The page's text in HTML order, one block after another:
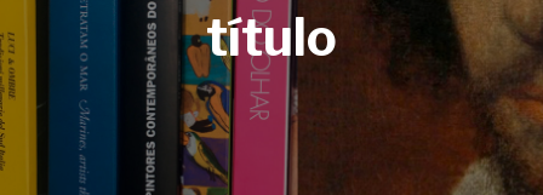
título